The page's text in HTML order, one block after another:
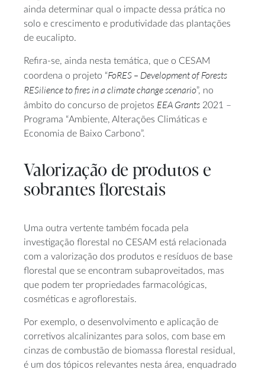
ainda determinar qual o impacte dessa prática no
solo e crescimento e produtividade das plantações
de eucalipto.
Refira-se, ainda nesta temática, que o CESAM
coordena o projeto “FoRES – Development of Forests
RESilience to fires in a climate change scenario”, no
âmbito do concurso de projetos EEA Grants 2021 –
Programa “Ambiente, Alterações Climáticas e
Economia de Baixo Carbono”.
Valorização de produtos e
sobrantes florestais
Uma outra vertente também focada pela
investigação florestal no CESAM está relacionada
com a valorização dos produtos e resíduos de base
florestal que se encontram subaproveitados, mas
que podem ter propriedades farmacológicas,
cosméticas e agroflorestais.
Por exemplo, o desenvolvimento e aplicação de
corretivos alcalinizantes para solos, com base em
cinzas de combustão de biomassa florestal residual,
é um dos tópicos relevantes nesta área, enquadrado